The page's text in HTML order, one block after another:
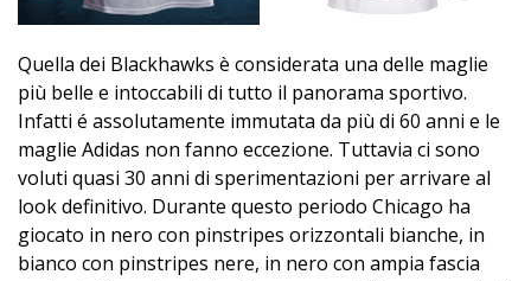
Quella dei Blackhawks è considerata una delle maglie
più belle e intoccabili di tutto il panorama sportivo.
Infatti é assolutamente immutata da più di 60 anni e le
maglie Adidas non fanno eccezione. Tuttavia ci sono
voluti quasi 30 anni di sperimentazioni per arrivare al
look definitivo. Durante questo periodo Chicago ha
giocato in nero con pinstripes orizzontali bianche, in
bianco con pinstripes nere, in nero con ampia fascia